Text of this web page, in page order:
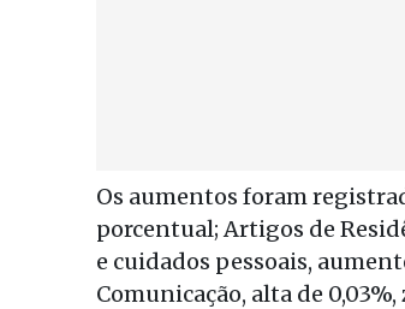
Os aumentos foram
porcentual; Artigos de
e cuidados pessoais,
Comunicação, alta de